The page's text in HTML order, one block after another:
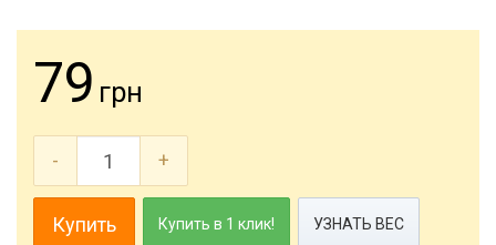
79 грн
- +
Купить Купить в 1 клик! УЗНАТЬ ВЕС